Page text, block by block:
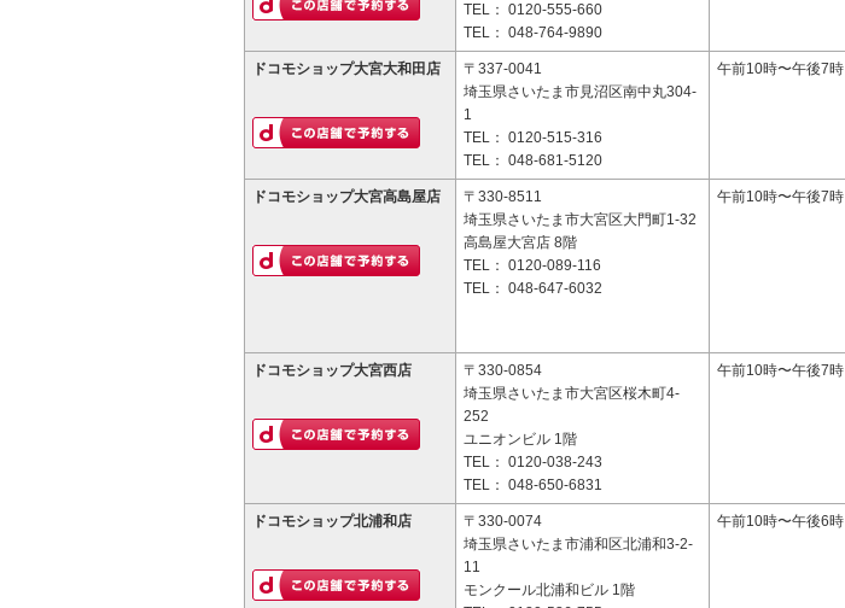
TEL： 0120-555-660
TEL： 048-764-9890
ドコモショップ大宮大和田店
〒337-0041
埼玉県さいたま市見沼区南中丸304-
1
TEL： 0120-515-316
TEL： 048-681-5120
午前10時〜午後7時
ドコモショップ大宮高島屋店
〒330-8511
埼玉県さいたま市大宮区大門町1-32
高島屋大宮店 8階
TEL： 0120-089-116
TEL： 048-647-6032
午前10時〜午後7時
ドコモショップ大宮西店
〒330-0854
埼玉県さいたま市大宮区桜木町4-
252
ユニオンビル 1階
TEL： 0120-038-243
TEL： 048-650-6831
午前10時〜午後7時
ドコモショップ北浦和店
〒330-0074
埼玉県さいたま市浦和区北浦和3-2-
11
モンクール北浦和ビル 1階
午前10時〜午後6時